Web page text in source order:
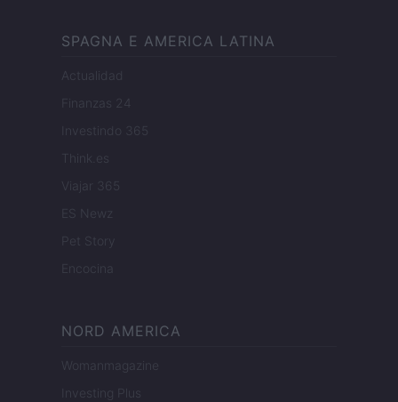
SPAGNA E AMERICA LATINA
Actualidad
Finanzas 24
Investindo 365
Think.es
Viajar 365
ES Newz
Pet Story
Encocina
NORD AMERICA
Womanmagazine
Investing Plus